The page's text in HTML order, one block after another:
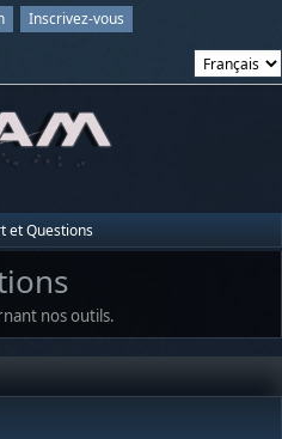
Inscrivez-vous
et Questions
nos outils.